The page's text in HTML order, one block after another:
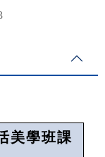
美學班課